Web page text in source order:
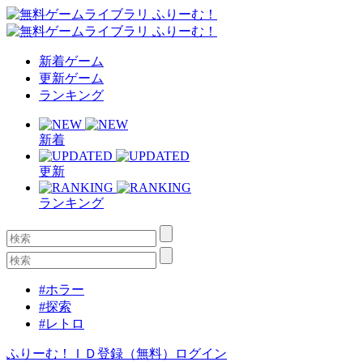
新着ゲーム
更新ゲーム
ランキング
新着
更新
ランキング
#ホラー
#探索
#レトロ
ふりーむ！ＩＤ登録（無料） ログイン